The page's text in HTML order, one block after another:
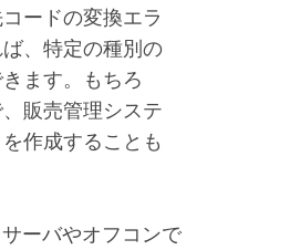
ードの変換エラ
、特定の種別の
ます。もちろ
販売管理システ
作成することも
ーバやオフコンで